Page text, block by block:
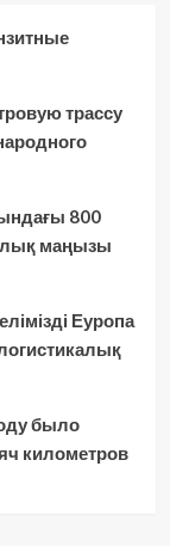
трассу
800
маңызы
Еуропа
было
километров